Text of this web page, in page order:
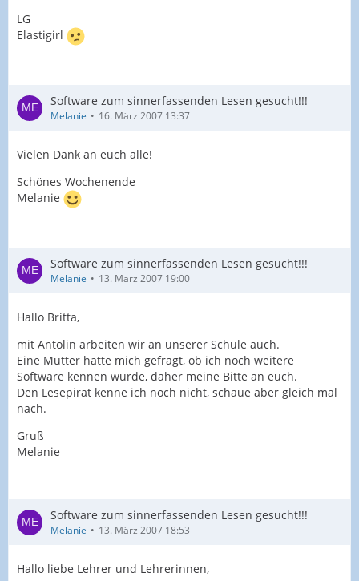
LG
Elastigirl
Software zum sinnerfassenden Lesen gesucht!!!
Melanie 16. März 2007 13:37
Vielen Dank an euch alle!
Schönes Wochenende
Melanie
Software zum sinnerfassenden Lesen gesucht!!!
Melanie 13. März 2007 19:00
Hallo Britta,
mit Antolin arbeiten wir an unserer Schule auch.
Eine Mutter hatte mich gefragt, ob ich noch weitere
Software kennen würde, daher meine Bitte an euch.
Den Lesepirat kenne ich noch nicht, schaue aber gleich mal
nach.
Gruß
Melanie
Software zum sinnerfassenden Lesen gesucht!!!
Melanie 13. März 2007 18:53
Hallo liebe Lehrer und Lehrerinnen,